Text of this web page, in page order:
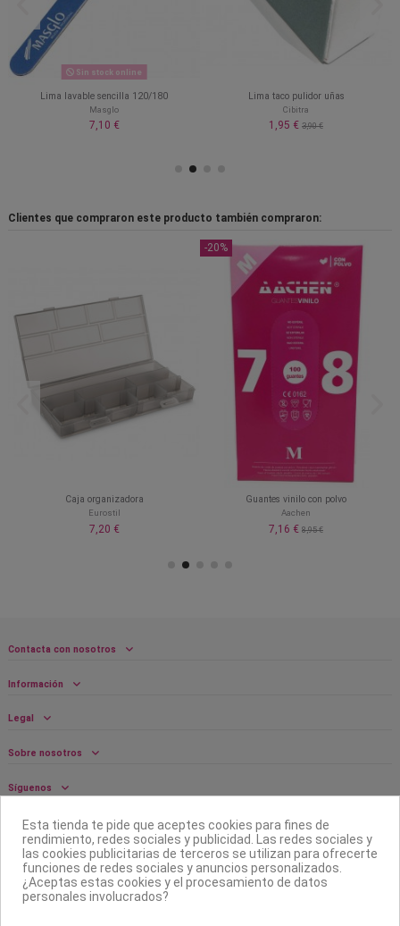
Sin stock online
Lima lavable sencilla 120/180
Masglo
7,10 €
Lima taco pulidor uñas
Cibitra
1,95 € 3,90 €
Clientes que compraron este producto también compraron:
Caja organizadora
Eurostil
7,20 €
-20%
Guantes vinilo con polvo
Aachen
7,16 € 8,95 €
Contacta con nosotros
Información
Legal
Sobre nosotros
Síguenos
Boletín
Esta tienda te pide que aceptes cookies para fines de
rendimiento, redes sociales y publicidad. Las redes sociales y
las cookies publicitarias de terceros se utilizan para ofrecerte
funciones de redes sociales y anuncios personalizados.
¿Aceptas estas cookies y el procesamiento de datos
personales involucrados?